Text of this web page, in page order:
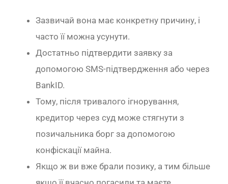
Зазвичай вона має конкретну причину, і
часто її можна усунути.
Достатньо підтвердити заявку за
допомогою SMS-підтвердження або через
BankID.
Тому, після тривалого ігнорування,
кредитор через суд може стягнути з
позичальника борг за допомогою
конфіскації майна.
Якщо ж ви вже брали позику, а тим більше